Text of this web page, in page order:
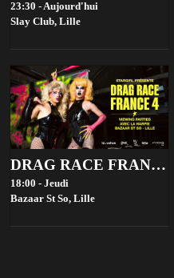
23:30 - Aujourd'hui
Slay Club, Lille
DRAG RACE FRANCE 4 VIEWING PARTIES - BAZAAR ST SO, LILLE
18:00 - Jeudi
Bazaar St So, Lille